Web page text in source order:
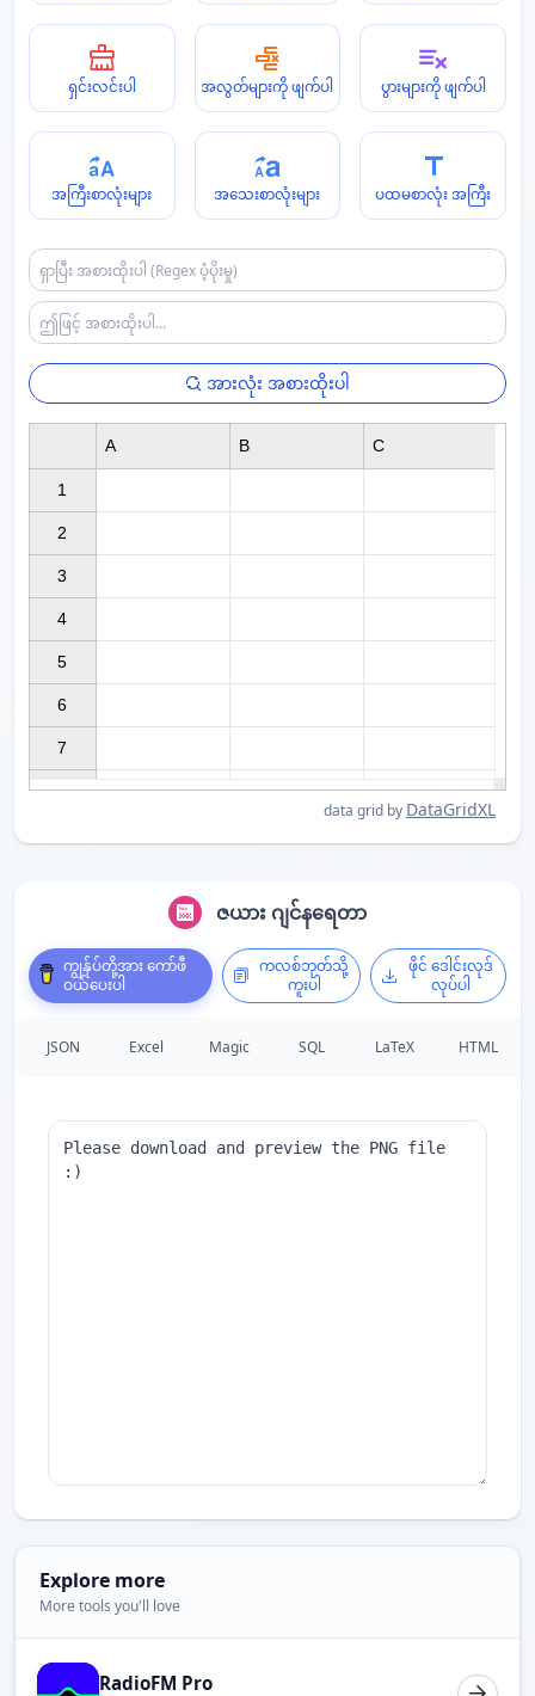
ရှင်းလင်းပါ အလွတ်များကို ဖျက်ပါ ပွားများကို ဖျက်ပါ
အကြီးစာလုံးများ အသေးစာလုံးများ ပထမစာလုံး အကြီး
အားလုံး အစားထိုးပါ
data grid by DataGridXL
1
2
3
4
5
6
7
A B C
ဇယား ဂျင်နရေတာ
ကျွန်ုပ်တို့အား ကော်ဖီ
ဝယ်ပေးပါ
ကလစ်ဘုတ်သို့
ကူးပါ
ဖိုင် ဒေါင်းလုဒ်
လုပ်ပါ
JSON Excel Magic SQL LaTeX HTML
Explore more
More tools you'll love
RadioFM Pro